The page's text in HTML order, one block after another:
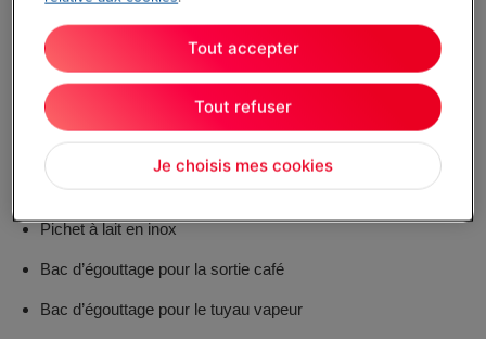
Unité principale avec moulin à café, groupe d’infusion et
buse vapeur
Réservoir d’eau de 1,2 litre
Porte
Pichet à lait en inox
Bac d’égouttage pour la sortie café
Bac d’égouttage pour le tuyau vapeur
Je choisis mes cookies
Tout refuser
Tout accepter